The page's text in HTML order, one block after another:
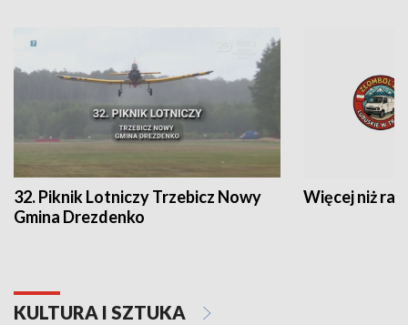
32. Piknik Lotniczy Trzebicz Nowy
Gmina Drezdenko
Więcej niż rajd
KULTURA I SZTUKA